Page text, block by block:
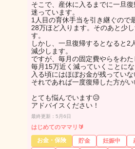
そこで、産休に入るまでに一旦
迷っています。
1人目の育休手当を引き継ぐので
28万ほど入ります。そのあと少
す。
しかし、一旦復帰するとなると2
減少します。
ですが、毎月の固定費やらをわ
毎月15万近く減っていくことに
入る頃にはほぼお金が残っていな
それであれば一度復帰した方が
とても悩んでいます😥
アドバイスください！
最終更新：5月6日
はじめてのママリ🔰
お金・保険
貯金 妊娠中